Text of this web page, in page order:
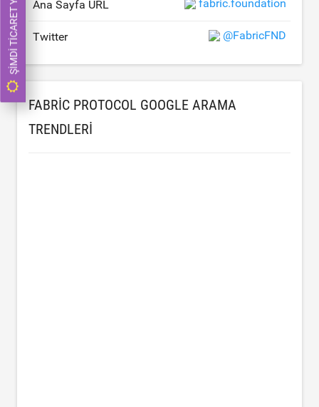
Ana Sayfa URL fabric.foundation
Twitter @FabricFND
FABRIC PROTOCOL GOOGLE ARAMA
TRENDLERI
ŞIMDI TICARET YAP